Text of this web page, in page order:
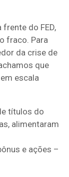
do FED,
fraco. Para
da crise de
que
escala
títulos do
alimentaram
e ações –